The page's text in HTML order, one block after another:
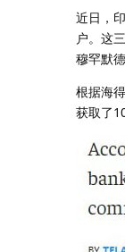
近日，
户。这
穆罕默
根据海
获取了